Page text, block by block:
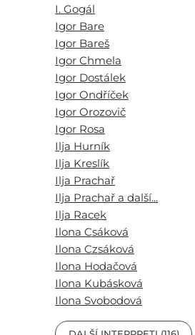
I. Gogál
Igor Bare
Igor Bareš
Igor Chmela
Igor Dostálek
Igor Ondříček
Igor Orozovič
Igor Rosa
Ilja Hurník
Ilja Kreslík
Ilja Prachař
Ilja Prachař a další...
Ilja Racek
Ilona Csáková
Ilona Czsáková
Ilona Hodačová
Ilona Kubásková
Ilona Svobodová